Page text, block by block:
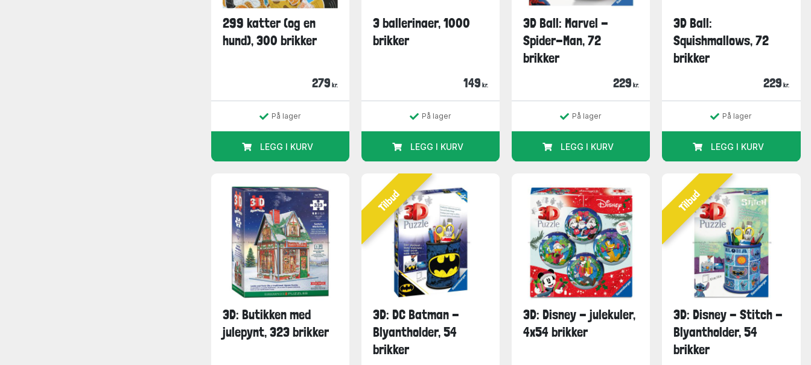
299 katter (og en
hund), 300 brikker
279 kr.
På lager
LEGG I KURV
3 ballerinaer, 1000
brikker
149 kr.
På lager
LEGG I KURV
3D Ball: Marvel -
Spider-Man, 72
brikker
229 kr.
På lager
LEGG I KURV
3D Ball:
Squishmallows, 72
brikker
229 kr.
På lager
LEGG I KURV
3D: Butikken med
julepynt, 323 brikker
Tilbud
3D: DC Batman -
Blyantholder, 54
brikker
3D: Disney - julekuler,
4x54 brikker
Tilbud
3D: Disney - Stitch -
Blyantholder, 54
brikker